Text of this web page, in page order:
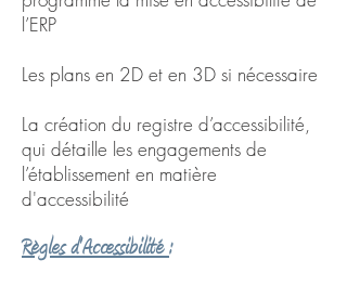
l’ERP
Les plans en 2D et en 3D si nécessaire
La création du registre d’accessibilité,
qui détaille les engagements de
l’établissement en matière
d'accessibilité
Règles d'Accessibilité: